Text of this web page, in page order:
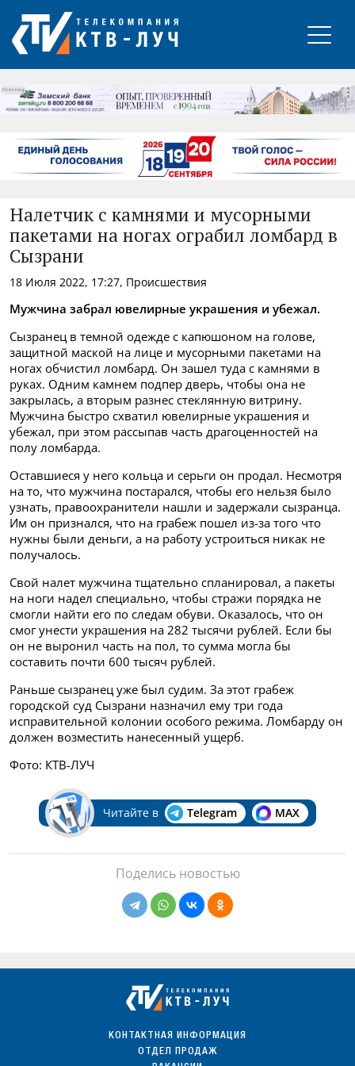
РЕКЛАМА
Налетчик с камнями и мусорными
пакетами на ногах ограбил ломбард в
Сызрани
18 Июля 2022, 17:27, Происшествия
Мужчина забрал ювелирные украшения и убежал.
Сызранец в темной одежде с капюшоном на голове,
защитной маской на лице и мусорными пакетами на
ногах обчистил ломбард. Он зашел туда с камнями в
руках. Одним камнем подпер дверь, чтобы она не
закрылась, а вторым разнес стеклянную витрину.
Мужчина быстро схватил ювелирные украшения и
убежал, при этом рассыпав часть драгоценностей на
полу ломбарда.
Оставшиеся у него кольца и серьги он продал. Несмотря
на то, что мужчина постарался, чтобы его нельзя было
узнать, правоохранители нашли и задержали сызранца.
Им он признался, что на грабеж пошел из-за того что
нужны были деньги, а на работу устроиться никак не
получалось.
Свой налет мужчина тщательно спланировал, а пакеты
на ноги надел специально, чтобы стражи порядка не
смогли найти его по следам обуви. Оказалось, что он
смог унести украшения на 282 тысячи рублей. Если бы
он не выронил часть на пол, то сумма могла бы
составить почти 600 тысяч рублей.
Раньше сызранец уже был судим. За этот грабеж
городской суд Сызрани назначил ему три года
исправительной колонии особого режима. Ломбарду он
должен возместить нанесенный ущерб.
Фото: КТВ-ЛУЧ
Читайте в Telegram MAX
Поделись новостью
КОНТАКТНАЯ ИНФОРМАЦИЯ
ОТДЕЛ ПРОДАЖ